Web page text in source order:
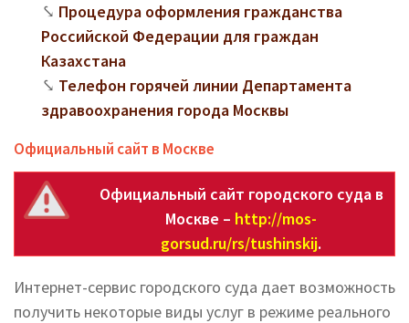
Процедура оформления гражданства
Российской Федерации для граждан
Казахстана
Телефон горячей линии Департамента
здравоохранения города Москвы
Официальный сайт в Москве
Официальный сайт городского суда в
Москве – http://mos-
gorsud.ru/rs/tushinskij.
Интернет-сервис городского суда дает возможность
получить некоторые виды услуг в режиме реального